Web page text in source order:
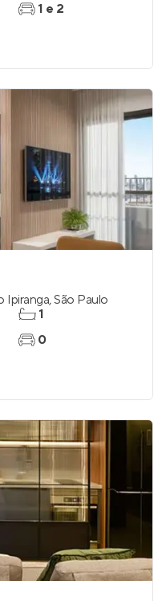
1 e 2
Ipiranga,São Paulo
1
0